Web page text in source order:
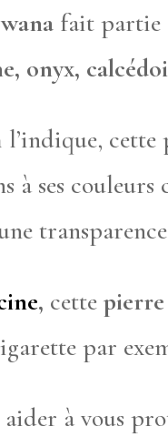
fait partie
onyx,
cette
ses couleurs
, cette
par
à vous